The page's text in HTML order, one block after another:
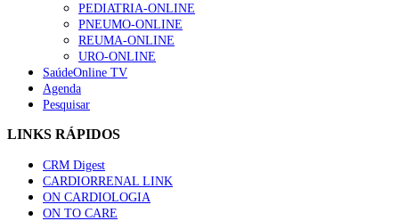
PEDIATRIA-ONLINE
PNEUMO-ONLINE
REUMA-ONLINE
URO-ONLINE
SaúdeOnline TV
Agenda
Pesquisar
LINKS RÁPIDOS
CRM Digest
CARDIORRENAL LINK
ON CARDIOLOGIA
ON TO CARE